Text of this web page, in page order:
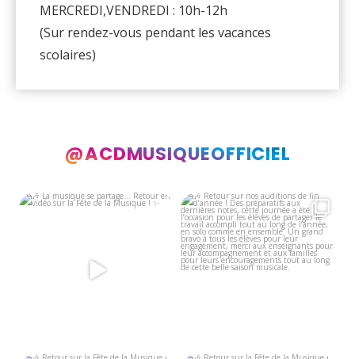
MERCREDI,VENDREDI : 10h-12h
(Sur rendez-vous pendant les vacances
scolaires)
@ACDMUSIQUEOFFICIEL
🎶 La musique se partage… Retour 🎶 Retour sur nos auditions de fin
d’année !
...
11 0